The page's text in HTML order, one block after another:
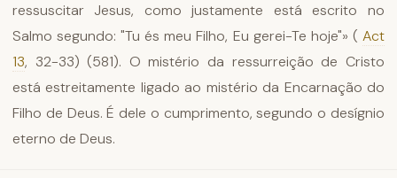
ressuscitar Jesus, como justamente está escrito no
Salmo segundo: "Tu és meu Filho, Eu gerei-Te hoje"» ( Act
13, 32-33) (581). O mistério da ressurreição de Cristo
está estreitamente ligado ao mistério da Encarnação do
Filho de Deus. É dele o cumprimento, segundo o desígnio
eterno de Deus.